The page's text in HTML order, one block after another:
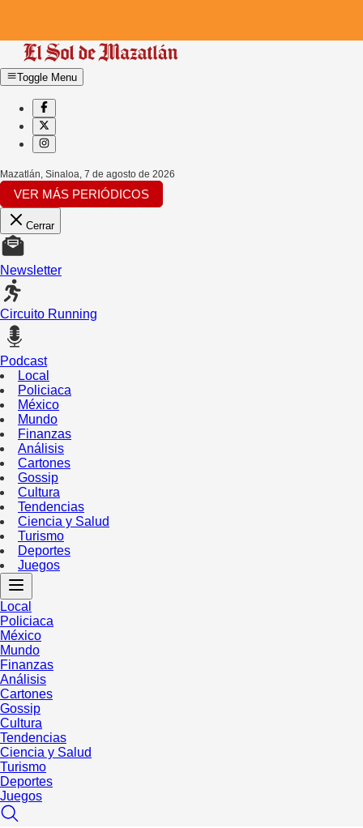
Toggle Menu
Mazatlán, Sinaloa, 7 de agosto de 2026
VER MÁS PERIÓDICOS
Cerrar
Newsletter
Circuito Running
Podcast
Local
Policiaca
México
Mundo
Finanzas
Análisis
Cartones
Gossip
Cultura
Tendencias
Ciencia y Salud
Turismo
Deportes
Juegos
Local
Policiaca
México
Mundo
Finanzas
Análisis
Cartones
Gossip
Cultura
Tendencias
Ciencia y Salud
Turismo
Deportes
Juegos